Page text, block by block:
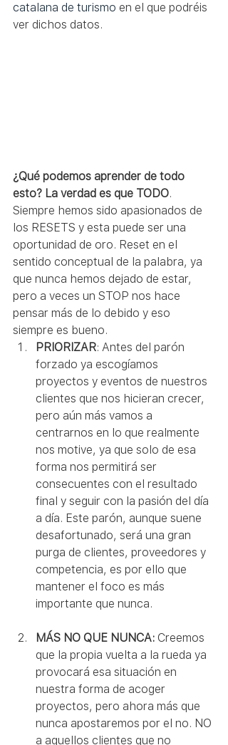
catalana de turismo en el que podréis
ver dichos datos.
¿Qué podemos aprender de todo
esto? La verdad es que TODO.
Siempre hemos sido apasionados de
los RESETS y esta puede ser una
oportunidad de oro. Reset en el
sentido conceptual de la palabra, ya
que nunca hemos dejado de estar,
pero a veces un STOP nos hace
pensar más de lo debido y eso
siempre es bueno.
PRIORIZAR: Antes del parón
forzado ya escogíamos
proyectos y eventos de nuestros
clientes que nos hicieran crecer,
pero aún más vamos a
centrarnos en lo que realmente
nos motive, ya que solo de esa
forma nos permitirá ser
consecuentes con el resultado
final y seguir con la pasión del día
a día. Este parón, aunque suene
desafortunado, será una gran
purga de clientes, proveedores y
competencia, es por ello que
mantener el foco es más
importante que nunca.
MÁS NO QUE NUNCA: Creemos
que la propia vuelta a la rueda ya
provocará esa situación en
nuestra forma de acoger
proyectos, pero ahora más que
nunca apostaremos por el no. NO
a aquellos clientes que no